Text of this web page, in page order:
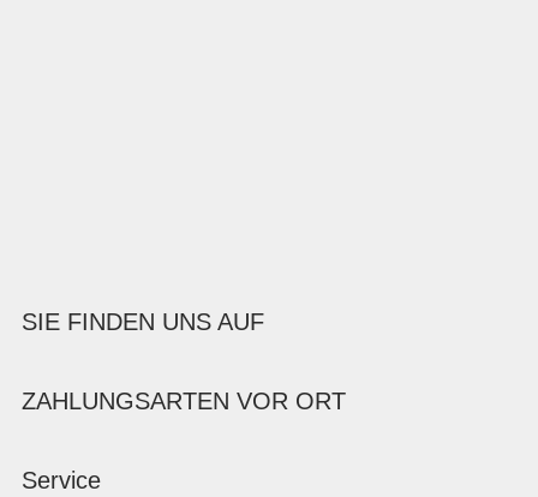
SIE FINDEN UNS AUF
ZAHLUNGSARTEN VOR ORT
Service